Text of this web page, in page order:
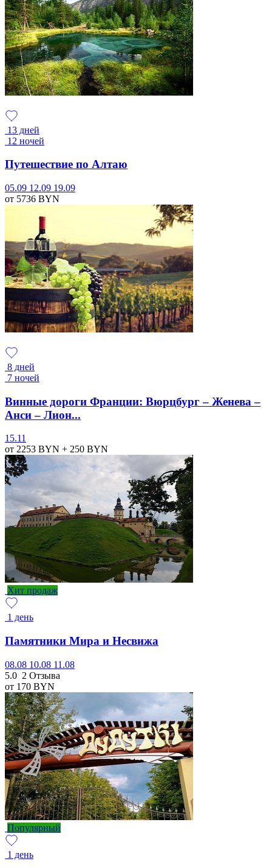
13 дней
12 ночей
Путешествие по Алтаю
05.09 12.09 19.09
от 5736 BYN
8 дней
7 ночей
Винные дороги Франции: Вюрцбург – Женева –
Анси – Лион...
15.11
от 2253 BYN + 250 BYN
Хит продаж
1 день
Памятники Мира и Несвижа
08.08 10.08 11.08
5.0 2 Отзыва
от 170 BYN
Популярный
1 день